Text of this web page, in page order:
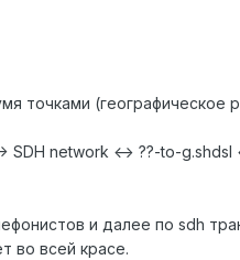
точками (географическое
network <-> ??-to-
и далее по sdh
во всей красе.